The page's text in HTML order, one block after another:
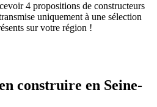
4 propositions de constructeurs
uniquement à une sélection
sur votre région !
construire en Seine-